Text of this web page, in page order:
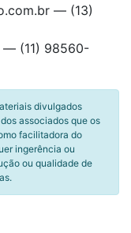
— (13)
— (11) 98560-
divulgados
associados que os
facilitadora do
ingerência ou
ou qualidade de